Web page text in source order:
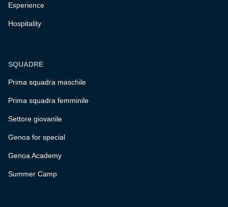
Experience
Hospitality
SQUADRE
Prima squadra maschile
Prima squadra femminile
Settore giovanile
Genoa for special
Genoa Academy
Summer Camp